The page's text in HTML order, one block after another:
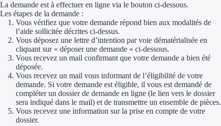
Recherche autonome
Accompagnement
Ressources
FAQ
Blog
Nos guides
La demande est à effectuer en ligne via le bouton ci-dessous.
Les étapes de la demande :
Vous vérifiez que votre demande répond bien aux modalités de
l’aide sollicitée décrites ci-dessus.
Vous déposez une lettre d’intention par voie dématérialisée en
cliquant sur « déposer une demande » ci-dessous.
Vous recevez un mail confirmant que votre demande a bien été
déposée.
Vous recevez un mail vous informant de l’éligibilité de votre
demande. Si votre demande est éligible, il vous est demandé de
compléter un dossier de demande en ligne (le lien vers le dossier
sera indiqué dans le mail) et de transmettre un ensemble de pièces.
Vous recevez une information sur la prise en compte de votre
dossier.